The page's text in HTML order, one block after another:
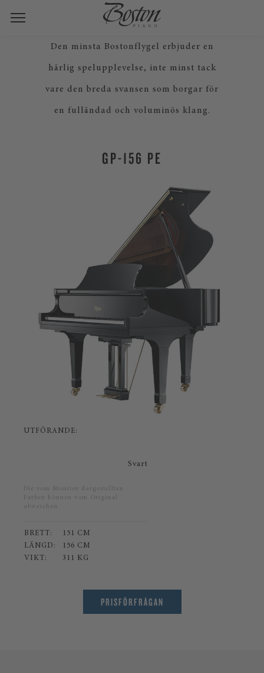
Den minsta Bostonflygel erbjuder en
härlig spelupplevelse, inte minst tack
vare den breda svansen som borgar för
en fulländad och voluminös klang.
GP-156 PE
UTFÖRANDE:
Svart
Die vom Monitor dargestellten
Farben können vom Original
abweichen.
BRETT:
151 CM
LÄNGD:
156 CM
VIKT:
311 KG
PRISFÖRFRÅGAN